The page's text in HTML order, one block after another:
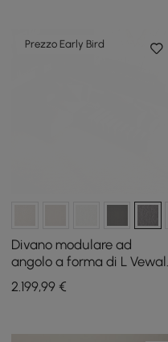
Prezzo Early Bird
Divano modulare ad
angolo a forma di L Vewal
da 320 cm in bouclé con
chaise longue e pouf
2.199,99 €